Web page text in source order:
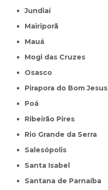
Jundiaí
Mairiporã
Mauá
Mogi das Cruzes
Osasco
Pirapora do Bom Jesus
Poá
Ribeirão Pires
Rio Grande da Serra
Salesópolis
Santa Isabel
Santana de Parnaíba